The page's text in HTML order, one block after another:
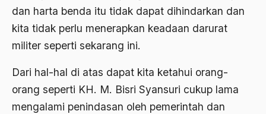
dan harta benda itu tidak dapat dihindarkan dan
kita tidak perlu menerapkan keadaan darurat
militer seperti sekarang ini.
Dari hal-hal di atas dapat kita ketahui orang-
orang seperti KH. M. Bisri Syansuri cukup lama
mengalami penindasan oleh pemerintah dan
Al-Maududi
Al-qua'an dan Hadist
al-quran
Alexander Solzhenitsyin
Ali Khomeini